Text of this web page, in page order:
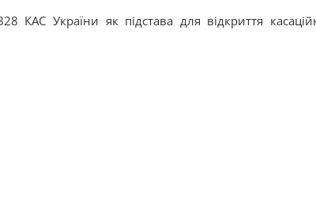
України як підстава для відкриття